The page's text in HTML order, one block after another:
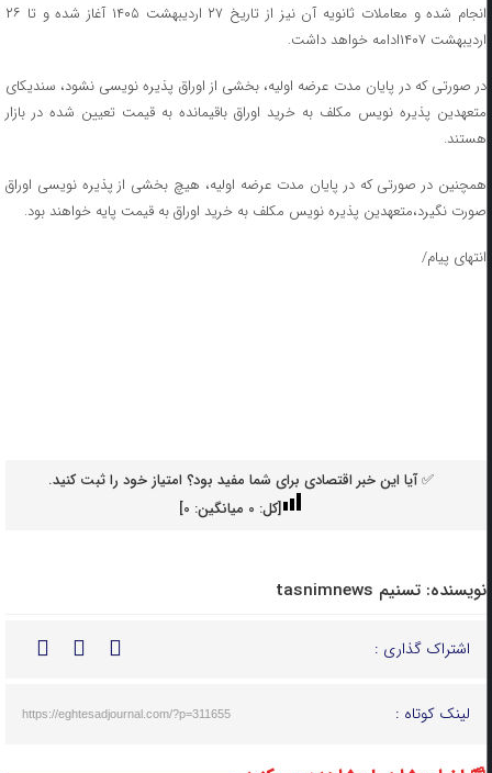
انجام شده و معاملات ثانویه آن نیز از تاریخ ۲۷ اردیبهشت ۱۴۰۵ آغاز شده و تا ۲۶
اردیبهشت ۱۴۰۷ادامه خواهد داشت.
در صورتی که در پایان مدت عرضه اولیه، بخشی از اوراق پذیره نویسی نشود، سندیکای
متعهدین پذیره نویس مکلف به خرید اوراق باقیمانده به قیمت تعیین شده در بازار
هستند.
همچنین در صورتی که در پایان مدت عرضه اولیه، هیچ بخشی از پذیره نویسی اوراق
صورت نگیرد،متعهدین پذیره نویس مکلف به خرید اوراق به قیمت پایه خواهند بود.
انتهای پیام/
✅ آیا این خبر اقتصادی برای شما مفید بود؟ امتیاز خود را ثبت کنید.
[کل: 0میانگین: 0
]
نویسنده: تسنیم tasnimnews
اشتراک گذاری :
لینک کوتاه : https://eghtesadjournal.com/?p=311655